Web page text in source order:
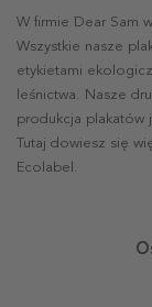
W firmie Dear Sam
Wszystkie nasze
etykietami
leśnictwa. Nasze
produkcja plakatów
Tutaj dowiesz się
Ecolabel.